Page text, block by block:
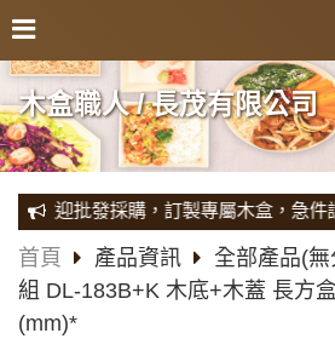
木盒職人 / 長茂有限公司
迎批發採購，訂製專屬木盒，急件請
首頁 產品資訊 全部產品(無
組 DL-183B+K 木底+木蓋 長方
(mm)*